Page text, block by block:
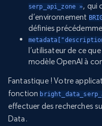
serp_api_zone », qui
d’environnement
définies
l’utilisateur de ce
modèle OpenAI à
Fantastique ! Votre
fonction
effectuer des recherches
Data.